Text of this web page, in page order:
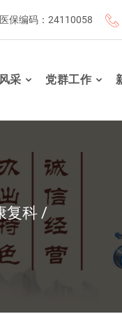
学附属北京康复医院联体
医保编码：24110058
采 党群工作
复科